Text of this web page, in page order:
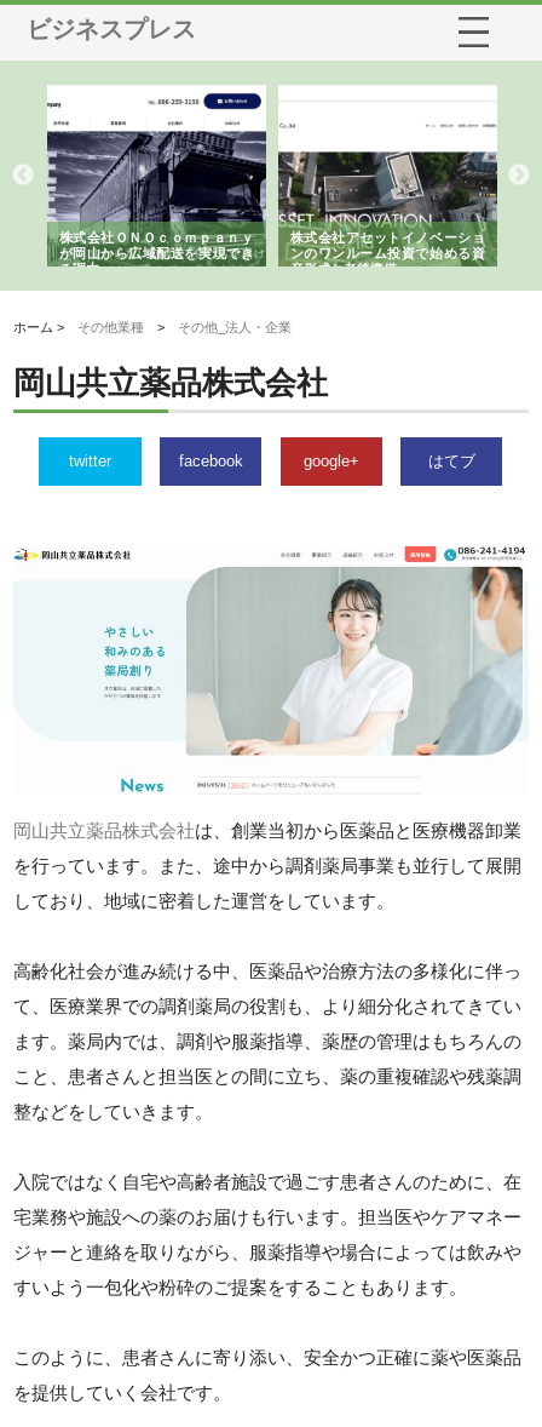
ビジネスプレス
株式会社ＯＮＯｃｏｍｐａｎｙ
が岡山から広域配送を実現でき
る理由
株式会社アセットイノベーショ
ンのワンルーム投資で始める資
産形成と老後準備
ホーム > その他業種 > その他_法人・企業
岡山共立薬品株式会社
twitter facebook google+ はてブ
岡山共立薬品株式会社は、創業当初から医薬品と医療機器卸業
を行っています。また、途中から調剤薬局事業も並行して展開
しており、地域に密着した運営をしています。
高齢化社会が進み続ける中、医薬品や治療方法の多様化に伴っ
て、医療業界での調剤薬局の役割も、より細分化されてきてい
ます。薬局内では、調剤や服薬指導、薬歴の管理はもちろんの
こと、患者さんと担当医との間に立ち、薬の重複確認や残薬調
整などをしていきます。
入院ではなく自宅や高齢者施設で過ごす患者さんのために、在
宅業務や施設への薬のお届けも行います。担当医やケアマネー
ジャーと連絡を取りながら、服薬指導や場合によっては飲みや
すいよう一包化や粉砕のご提案をすることもあります。
このように、患者さんに寄り添い、安全かつ正確に薬や医薬品
を提供していく会社です。